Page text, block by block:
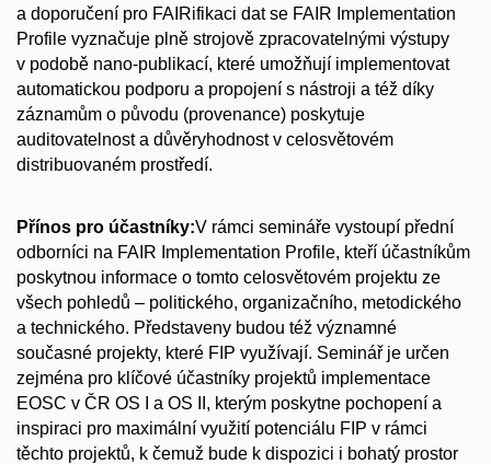
a doporučení pro FAIRifikaci dat se FAIR Implementation
Profile vyznačuje plně strojově zpracovatelnými výstupy
v podobě nano-publikací, které umožňují implementovat
automatickou podporu a propojení s nástroji a též díky
záznamům o původu (provenance) poskytuje
auditovatelnost a důvěryhodnost v celosvětovém
distribuovaném prostředí.
Přínos pro účastníky:V rámci semináře vystoupí přední
odborníci na FAIR Implementation Profile, kteří účastníkům
poskytnou informace o tomto celosvětovém projektu ze
všech pohledů – politického, organizačního, metodického
a technického. Představeny budou též významné
současné projekty, které FIP využívají. Seminář je určen
zejména pro klíčové účastníky projektů implementace
EOSC v ČR OS I a OS II, kterým poskytne pochopení a
inspiraci pro maximální využití potenciálu FIP v rámci
těchto projektů, k čemuž bude k dispozici i bohatý prostor